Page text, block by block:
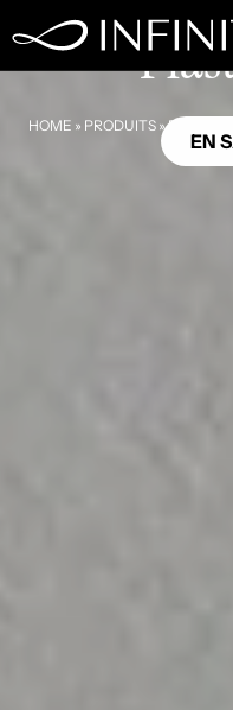
HOME » PRODUITS »PLASTER
EN